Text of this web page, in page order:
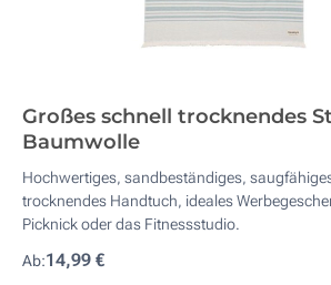
Großes schnell trocknendes
Baumwolle
Hochwertiges, sandbeständiges,
trocknendes Handtuch, ideales
Picknick oder das Fitnessstudio.
Ab:14,99 €